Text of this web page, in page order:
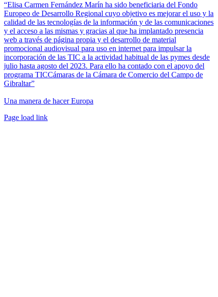
“Elisa Carmen Fernández Marín ha sido beneficiaria del Fondo
Europeo de Desarrollo Regional cuyo objetivo es mejorar el uso y la
calidad de las tecnologías de la información y de las comunicaciones
y el acceso a las mismas y gracias al que ha implantado presencia
web a través de página propia y el desarrollo de material
promocional audiovisual para uso en internet para impulsar la
incorporación de las TIC a la actividad habitual de las pymes desde
julio hasta agosto del 2023. Para ello ha contado con el apoyo del
programa TICCámaras de la Cámara de Comercio del Campo de
Gibraltar”
Una manera de hacer Europa
Facebook
Twitter
Instagram
Pinterest
Page load link